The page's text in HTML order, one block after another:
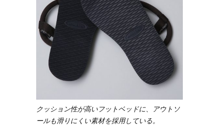
クッション性が高いフットベッドに、アウトソ
ールも滑りにくい素材を採用している。